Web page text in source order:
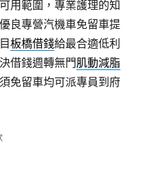
用範圍，專業護理的知
良專營汽機車免留車提
板橋借錢給最合適低利
借錢週轉無門肌動減脂
免留車均可派專員到府